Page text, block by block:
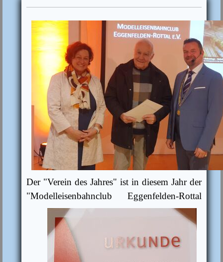
Der "Verein des Jahres" ist in diesem Jahr der
"Modelleisenbahnclub Eggenfelden-Rottal